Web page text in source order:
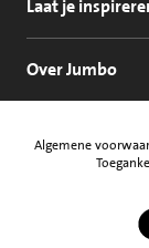
Laat je
Over Jumbo
Algemene